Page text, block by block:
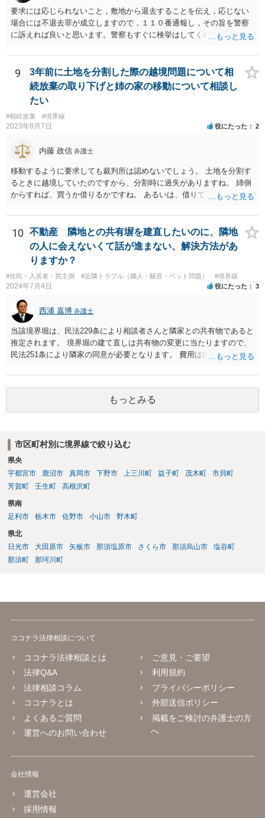
じます。 お話をお聞きする限り、相手方のやり口は非常に強引かつ高
圧的で、相談者様が恐怖を感じるのは無理もないことかと思います。
相手方の態度を見ていると、無理矢理塀を破壊して建築工事を強行す
るおそれすらあるように思われますので、相手方に、塀の取り壊しに
取った」ということについて説明を求める旨を記載した通知書を送り
付けるとともに、行政にも相談するのがよろしいかと存じます。 ま
た、相談者様が弁護士に依頼することで、相手方との交渉は全て弁護
士に任せることができ、相手方と話さなければならないという精神的
なご負担をなくすこともできます。 相手方に恐怖を感じ、ご自身で話
し合いを行うことができそうにないようでしたら、一度弁護士に依頼
れば幸いです。
要求には応じられないこと，敷地から退去することを伝え，応じない
場合には不退去罪が成立しますので，１１０番通報し，その旨を警察
に訴えれば良いと思います。警察もすぐに検挙はしてくれませんが，
います。 弁護士には，不当要求の拒絶ということで依頼すれば良いと
思います。不当要求には「落としどころ」は存在しません。明確に要
求を拒絶し，不満なら裁判所で解決するように伝えるべきです（不当
要求してくる相手は，実際に裁判所に訴えることは少ないですが）
9
3年前に土地を分割した際の越境問題について相
続放棄の取り下げと姉の家の移動について相談し
たい
#相続放棄 #境界線
2023年8月7日 役にたった 2
内藤 政信 弁護士
移動するように要求しても裁判所は認めないでしょう。 土地を分割す
るときに越境していたのですから、分割時に過失がありますね。 姉側
からすれば、買うか借りるかですね。 あるいは、借りて置いて、次回
ば、異動や撤去を求めることは、信義則上、認められないので どこか
で妥協するしかないでしょうね。
10
不動産 隣地との共有塀を建直したいのに、隣地
の人に会えないくて話が進まない、解決方法があ
りますか？
#住民・入居者・買主側 #近隣トラブル（隣人・騒音・ペット問題） #境界線
2024年7月4日 役にたった 3
西浦 嘉博 弁護士
当該境界堀は、民法229条により相談者さんと隣家との共有物であると
推定されます。 境界堀の建て直しは共有物の変更に当たりますので、
民法251条により隣家の同意が必要となります。 費用は掛かります
修の必要性、工事の見積もりや期間、負担割合の提案などを記載した
書面を作成し送付されてみてはいかがでしょうか。
もっとみる
市区町村別に境界線で絞り込む
県央
宇都宮市
鹿沼市 真岡市 下野市 上三川町 益子町 茂木町
市貝町
芳賀町
壬生町 高根沢町
県南
足利市
栃木市 佐野市 小山市 野木町
県北
日光市
大田原市 矢板市 那須塩原市 さくら市 那須烏山市
塩谷町
那須町
那珂川町
ココナラ法律相談について
ココナラ法律相談とは
法律Q&A
法律相談コラム
ココナラとは
よくあるご質問
運営へのお問い合わせ
ご意見・ご要望
利用規約
プライバシーポリシー
外部送信ポリシー
掲載をご検討の弁護士の方
へ
会社情報
運営会社
採用情報